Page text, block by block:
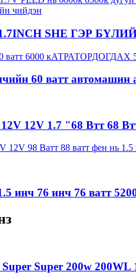
1.7INCH SHE ГЭР
60 ватт автомашин
12V 1.7 "68 Втт 68
инч 76 инч 76 ватт
Super 200w 200WL